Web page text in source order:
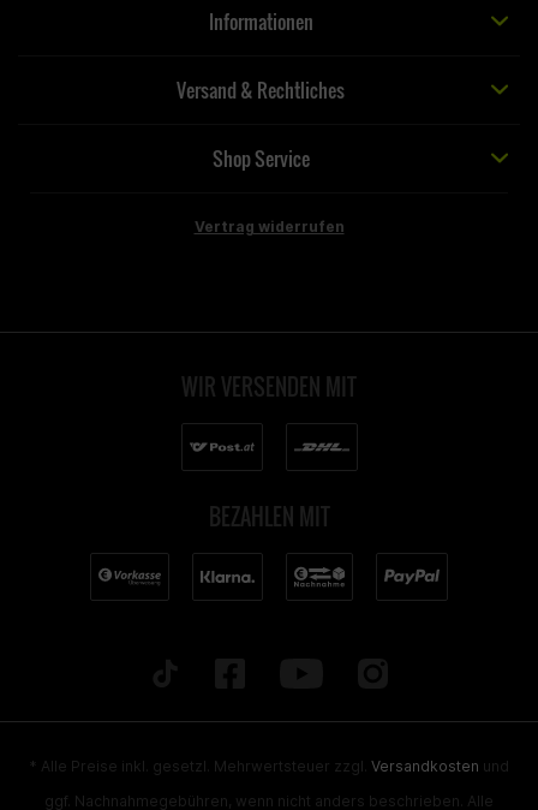
Informationen
Versand & Rechtliches
Shop Service
Vertrag widerrufen
WIR VERSENDEN MIT
BEZAHLEN MIT
* Alle Preise inkl. gesetzl. Mehrwertsteuer zzgl. Versandkosten und
ggf. Nachnahmegebühren, wenn nicht anders beschrieben. Alle